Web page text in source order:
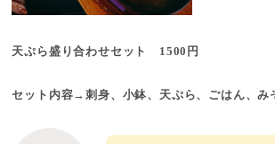
天ぷら盛り合わせセット 1500円
セット内容→刺身、小鉢、天ぷら、ごはん、み